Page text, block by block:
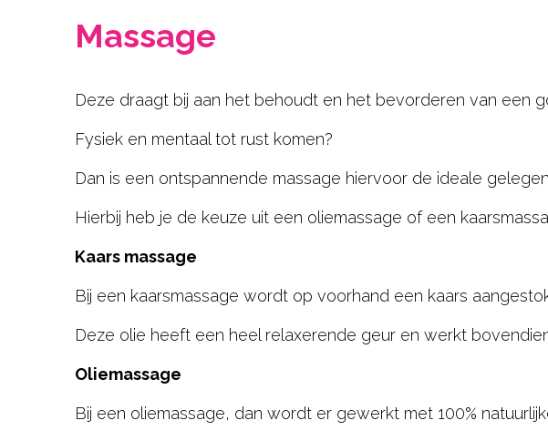
CadeaubonsMassage
Deze draagt bij aan het behoudt en het bevorderen van een
Fysiek en mentaal tot rust komen?
Dan is een ontspannende massage hiervoor de ideale
Hierbij heb je de keuze uit een oliemassage of een
Kaars massage
Bij een kaarsmassage wordt op voorhand een kaars
Deze olie heeft een heel relaxerende geur en werkt
Oliemassage
Bij een oliemassage, dan wordt er gewerkt met 100%